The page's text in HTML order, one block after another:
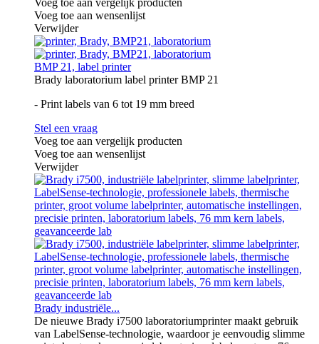
Voeg toe aan wensenlijst
Verwijder
BMP 21, label printer
Brady laboratorium label printer BMP 21
- Print labels van 6 tot 19 mm breed
Stel een vraag
Voeg toe aan vergelijk producten
Voeg toe aan wensenlijst
Verwijder
Brady industriële...
De nieuwe Brady i7500 laboratoriumprinter maakt gebruik
van LabelSense-technologie, waardoor je eenvoudig slimme